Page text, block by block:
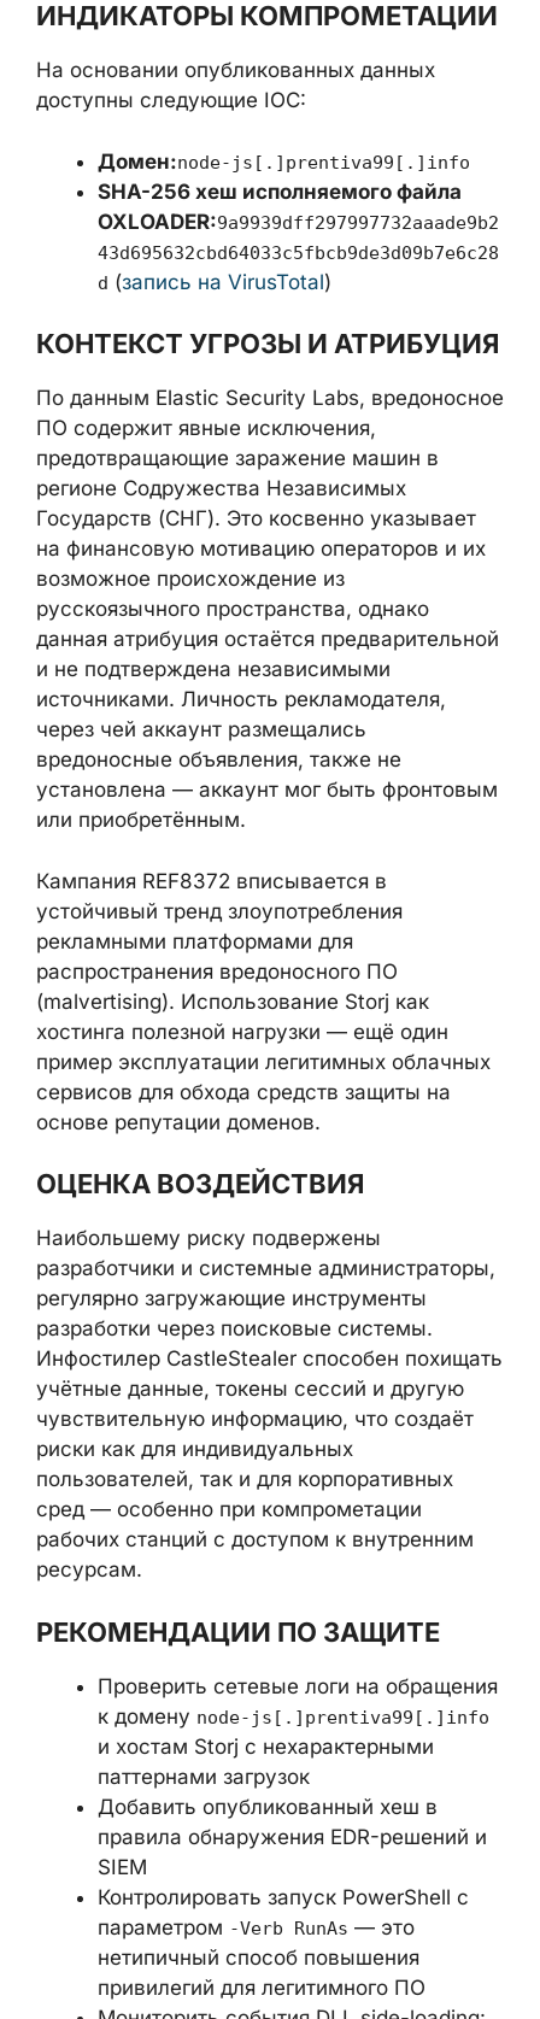
использовались приманки в стиле ClickFix,
графический редактор.
ИНДИКАТОРЫ
КОМПРОМЕТАЦИИ
На основании опубликованных данных
доступны следующие IOC:
SHA-256 хеш исполняемого файла
OXLOADER:
9a9939dff297997732aaade9
b243d695632cbd64033c5fbcb9de3d09b7e
6c28d
запись на VirusTotal )
КОНТЕКСТ УГРОЗЫ И
АТРИБУЦИЯ
По данным Elastic Security Labs,
вредоносное ПО содержит явные
исключения, предотвращающие заражение
машин в регионе Содружества
Независимых Государств (СНГ). Это
косвенно указывает на финансовую
мотивацию операторов и их возможное
происхождение из русскоязычного
пространства, однако данная атрибуция
подтверждена независимыми
источниками. Личность рекламодателя,
через чей аккаунт размещались
вредоносные объявления, также не
установлена — аккаунт мог быть
фронтовым или приобретённым.
Кампания REF8372 вписывается в
устойчивый тренд злоупотребления
рекламными платформами для
распространения вредоносного ПО
(malvertising). Использование Storj как
хостинга полезной нагрузки — ещё один
пример эксплуатации легитимных
облачных сервисов для обхода средств
защиты на основе репутации доменов.
ОЦЕНКА ВОЗДЕЙСТВИЯ
Наибольшему риску подвержены
разработчики и системные
администраторы, регулярно загружающие
инструменты разработки через поисковые
системы. Инфостилер CastleStealer
токены сессий и другую чувствительную
информацию, что создаёт риски как для
индивидуальных пользователей, так и для
корпоративных сред — особенно при
компрометации рабочих станций с
доступом к внутренним ресурсам.
РЕКОМЕНДАЦИИ ПО ЗАЩИТЕ
Проверить сетевые логи на
обращения к доменуnode-
js[.]prentiva99[.]infoи хостам Storj
с нехарактерными паттернами